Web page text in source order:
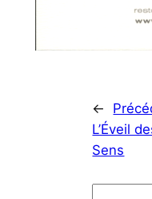
←
L’Éveil
Sens